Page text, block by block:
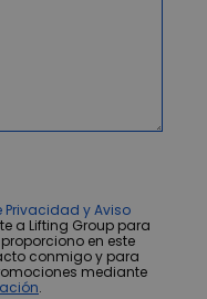
Privacidad y Aviso
a Lifting Group para
en este
conmigo y para
mediante
.